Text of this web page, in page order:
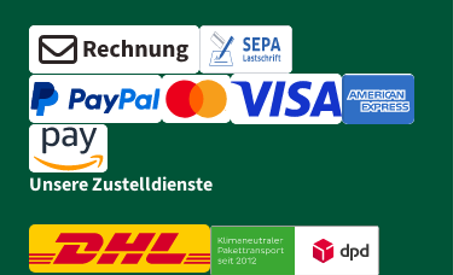
Unsere Zustelldienste